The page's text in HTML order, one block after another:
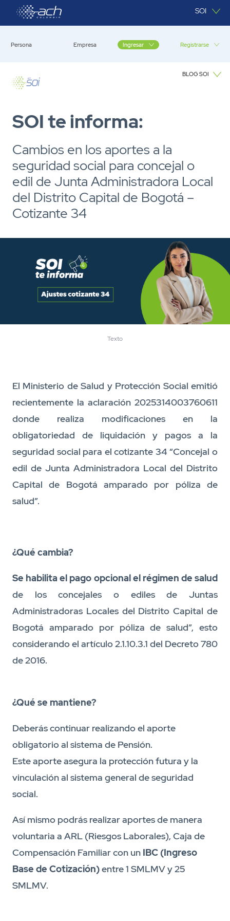
Saltar al contenido principal SOI
Persona Empresa Ingresar Registrarse
BLOG SOI
SOI te informa:
Cambios en los aportes a la
seguridad social para concejal o
edil de Junta Administradora Local
del Distrito Capital de Bogotá –
Cotizante 34
Texto
El Ministerio de Salud y Protección Social emitió
recientemente la aclaración 2025314003760611
donde realiza modificaciones en la
obligatoriedad de liquidación y pagos a la
seguridad social para el cotizante 34 “Concejal o
edil de Junta Administradora Local del Distrito
Capital de Bogotá amparado por póliza de
salud”.
¿Qué cambia?
Se habilita el pago opcional el régimen de salud
de los
concejales o ediles de Juntas
Administradoras Locales del Distrito Capital de
Bogotá amparado por póliza de salud”, esto
considerando el artículo 2.1.10.3.1 del Decreto 780
de 2016.
¿Qué se mantiene?
Deberás continuar realizando el aporte
obligatorio al sistema de Pensión.
Este aporte asegura la protección futura y la
vinculación al sistema general de seguridad
social.
Así mismo podrás realizar aportes de manera
voluntaria a ARL (Riesgos Laborales), Caja de
Compensación Familiar con un IBC (Ingreso
Base de Cotización)entre 1 SMLMV y 25
SMLMV.